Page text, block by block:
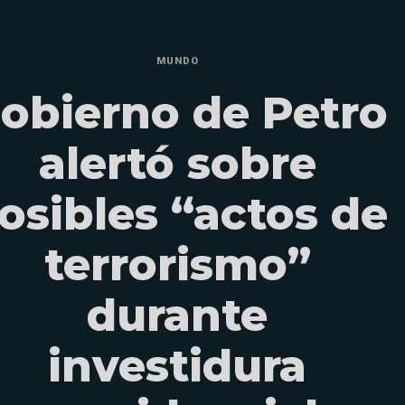
MUNDO
de Petro
alertó sobre
“actos de
terrorismo”
durante
investidura